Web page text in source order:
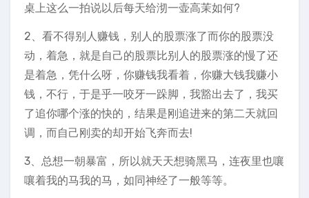
桌上这么一拍说以后每天给沏一壶高茉如何?
2、看不得别人赚钱，别人的股票涨了而你的股票没
动，着急，就是自己的股票比别人的股票涨的慢了还
是着急，凭什么呀，你赚钱我看着，你赚大钱我赚小
钱，不行，于是乎一咬牙一跺脚，我豁出去了，我买
了追你哪个涨的快的，结果是刚追进来的第二天就回
调，而自己刚卖的却开始飞奔而去!
3、总想一朝暴富，所以就天天想骑黑马，连夜里也嚷
嚷着我的马我的马，如同神经了一般等等。